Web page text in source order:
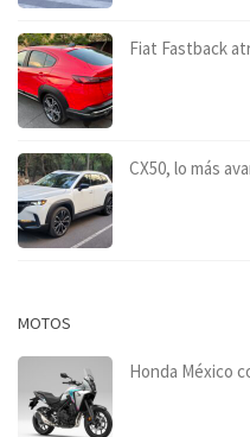
Fiat Fastback
CX50, lo más
MOTOS
Honda México